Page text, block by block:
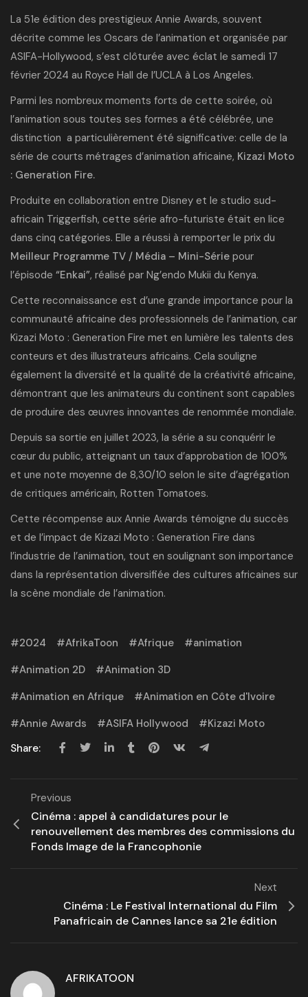
La 51e édition des prestigieux Annie Awards, souvent
décrite comme les Oscars de l’animation et organisée par
ASIFA-Hollywood, s’est clôturée avec éclat le samedi 17
février 2024 au Royce Hall de l’UCLA à Los Angeles.
Parmi les nombreux moments forts de cette soirée, où
l’animation sous toutes ses formes a été célébrée, une
distinction a particulièrement été significative: celle de la
série de courts métrages d’animation africaine, Kizazi Moto
: Generation Fire.
Produite en collaboration entre Disney et le studio sud-
africain Triggerfish, cette série afro-futuriste était en lice
dans cinq catégories. Elle a réussi à remporter le prix du
Meilleur Programme TV / Média – Mini-Série pour
l’épisode “Enkai”, réalisé par Ng’endo Mukii du Kenya.
Cette reconnaissance est d’une grande importance pour la
communauté africaine des professionnels de l’animation, car
Kizazi Moto : Generation Fire met en lumière les talents des
conteurs et des illustrateurs africains. Cela souligne
également la diversité et la qualité de la créativité africaine,
démontrant que les animateurs du continent sont capables
de produire des œuvres innovantes de renommée mondiale.
Depuis sa sortie en juillet 2023, la série a su conquérir le
cœur du public, atteignant un taux d’approbation de 100%
et une note moyenne de 8,30/10 selon le site d’agrégation
de critiques américain, Rotten Tomatoes.
Cette récompense aux Annie Awards témoigne du succès
et de l’impact de Kizazi Moto : Generation Fire dans
l’industrie de l’animation, tout en soulignant son importance
dans la représentation diversifiée des cultures africaines sur
la scène mondiale de l’animation.
2024 AfrikaToon Afrique
animation
Animation 2D
Animation 3D
Animation en Afrique
Animation en Côte d'Ivoire
Annie Awards
ASIFA Hollywood
Kizazi Moto
Share:
Previous
Cinéma : appel à candidatures pour le
renouvellement des membres des commissions du
Fonds Image de la Francophonie
Next
Cinéma : Le Festival International du Film
Panafricain de Cannes lance sa 21e édition
AFRIKATOON